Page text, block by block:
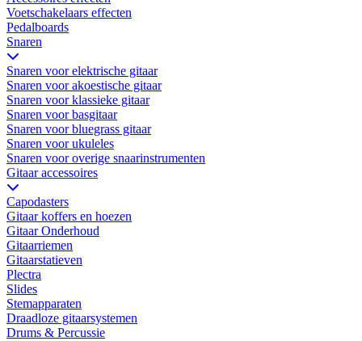
Voetschakelaars effecten
Pedalboards
Snaren
Snaren voor elektrische gitaar
Snaren voor akoestische gitaar
Snaren voor klassieke gitaar
Snaren voor basgitaar
Snaren voor bluegrass gitaar
Snaren voor ukuleles
Snaren voor overige snaarinstrumenten
Gitaar accessoires
Capodasters
Gitaar koffers en hoezen
Gitaar Onderhoud
Gitaarriemen
Gitaarstatieven
Plectra
Slides
Stemapparaten
Draadloze gitaarsystemen
Drums & Percussie